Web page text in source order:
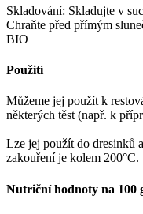
Skladování: Skladujte v
Chraňte před přímým
BIO
Použití
Můžeme jej použít k
některých těst (např. k
Lze jej použít do dresinků
zakouření je kolem 200°C.
Nutriční hodnoty na 100